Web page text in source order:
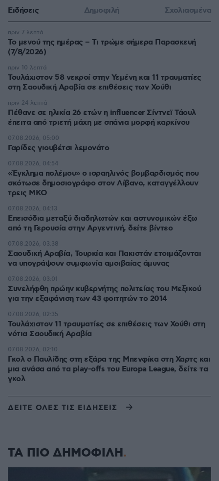
Ειδήσεις Δημοφιλή Σχολιασμένα
Το μενού της ημέρας – Τι τρώμε σήμερα Παρασκευή
(7/8/2026)
πριν 7 λεπτά
Τουλάχιστον 58 νεκροί στην Υεμένη και 11 τραυματίες
στη Σαουδική Αραβία σε επιθέσεις των Χούθι
πριν 10 λεπτά
Πέθανε σε ηλικία 26 ετών η influencer Σίντνεϊ Τάουλ
έπειτα από τριετή μάχη με σπάνια μορφή καρκίνου
πριν 24 λεπτά
Γαρίδες γιουβέτσι λεμονάτο
07.08.2026, 05:00
«Έγκλημα πολέμου» ο ισραηλινός βομβαρδισμός που
σκότωσε δημοσιογράφο στον Λίβανο, καταγγέλλουν
τρεις ΜΚΟ
07.08.2026, 04:54
Επεισόδια μεταξύ διαδηλωτών και αστυνομικών έξω
από τη Γερουσία στην Αργεντινή, δείτε βίντεο
07.08.2026, 04:13
Σαουδική Αραβία, Τουρκία και Πακιστάν ετοιμάζονται
να υπογράψουν συμφωνία αμοιβαίας άμυνας
07.08.2026, 03:38
Συνελήφθη πρώην κυβερνήτης πολιτείας του Μεξικού
για την εξαφάνιση των 43 φοιτητών το 2014
07.08.2026, 03:01
Τουλάχιστον 11 τραυματίες σε επιθέσεις των Χούθι στη
νότια Σαουδική Αραβία
07.08.2026, 02:35
Γκολ ο Παυλίδης στη εξάρα της Μπενφίκα στη Χαρτς και
μια ανάσα από τα play-offs του Europa League, δείτε τα
γκολ
07.08.2026, 02:10
ΔΕΙΤΕ ΟΛΕΣ ΤΙΣ ΕΙΔΗΣΕΙΣ
ΤΑ ΠΙΟ ΔΗΜΟΦΙΛΗ